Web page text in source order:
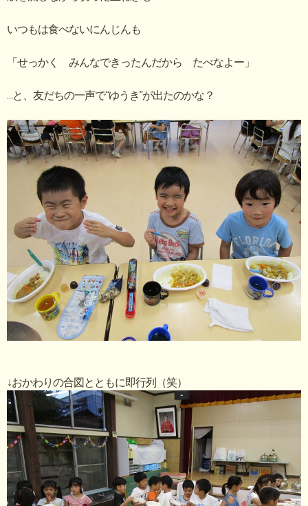
いつもは食べないにんじんも
「せっかく みんなできったんだから たべなよー」
…と、友だちの一声で“ゆうき”が出たのかな？
↓おかわりの合図とともに即行列（笑）